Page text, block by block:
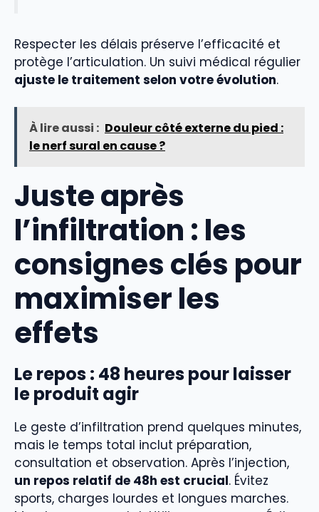
Respecter les délais préserve l’efficacité et
protège l’articulation. Un suivi médical régulier
ajuste le traitement selon votre évolution.
À lire aussi : Douleur côté externe du pied :
le nerf sural en cause ?
Juste après
l’infiltration : les
consignes clés pour
maximiser les
effets
Le repos : 48 heures pour laisser
le produit agir
Le geste d’infiltration prend quelques minutes,
mais le temps total inclut préparation,
consultation et observation. Après l’injection,
un repos relatif de 48h est crucial. Évitez
sports, charges lourdes et longues marches.